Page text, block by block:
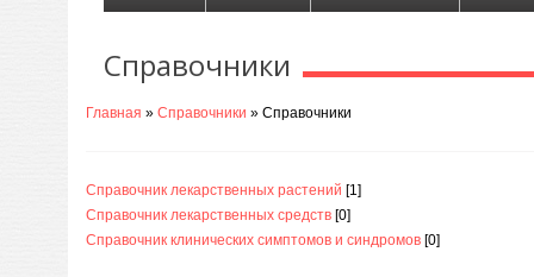
Справочники
Главная » Справочники » Справочники
Справочник лекарственных растений [1]
Справочник лекарственных средств [0]
Справочник клинических симптомов и синдромов [0]